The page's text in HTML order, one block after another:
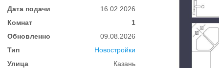
Дата подачи
16.02.2026
Комнат
1
Обновленно
09.08.2026
Тип
Новостройки
Улица
Казань